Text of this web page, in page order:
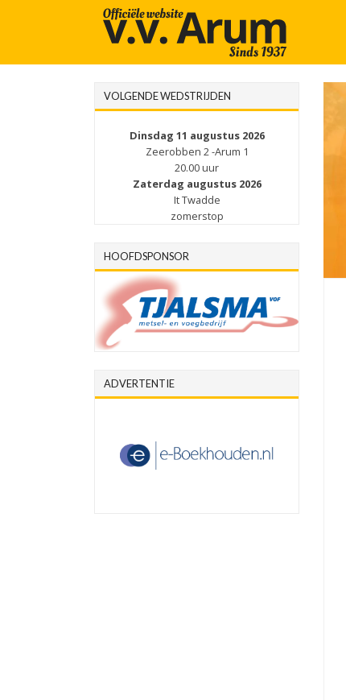
VOLGENDE WEDSTRIJDEN
Dinsdag 11 augustus 2026
Zeerobben 2 -Arum 1
20.00 uur
Zaterdag augustus 2026
It Twadde
zomerstop
HOOFDSPONSOR
ADVERTENTIE